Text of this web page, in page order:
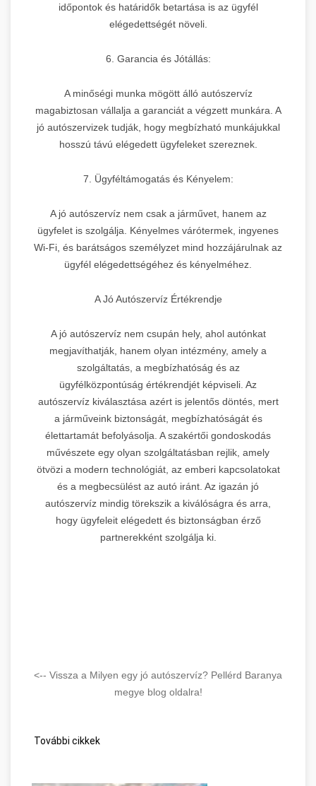
időpontok és határidők betartása is az ügyfél
elégedettségét növeli.
6. Garancia és Jótállás:
A minőségi munka mögött álló autószervíz
magabiztosan vállalja a garanciát a végzett munkára. A
jó autószervizek tudják, hogy megbízható munkájukkal
hosszú távú elégedett ügyfeleket szereznek.
7. Ügyféltámogatás és Kényelem:
A jó autószervíz nem csak a járművet, hanem az
ügyfelet is szolgálja. Kényelmes várótermek, ingyenes
Wi-Fi, és barátságos személyzet mind hozzájárulnak az
ügyfél elégedettségéhez és kényelméhez.
A Jó Autószervíz Értékrendje
A jó autószervíz nem csupán hely, ahol autónkat
megjavíthatják, hanem olyan intézmény, amely a
szolgáltatás, a megbízhatóság és az
ügyfélközpontúság értékrendjét képviseli. Az
autószervíz kiválasztása azért is jelentős döntés, mert
a járműveink biztonságát, megbízhatóságát és
élettartamát befolyásolja. A szakértői gondoskodás
művészete egy olyan szolgáltatásban rejlik, amely
ötvözi a modern technológiát, az emberi kapcsolatokat
és a megbecsülést az autó iránt. Az igazán jó
autószervíz mindig törekszik a kiválóságra és arra,
hogy ügyfeleit elégedett és biztonságban érző
partnerekként szolgálja ki.
<-- Vissza a Milyen egy jó autószervíz? Pellérd Baranya
megye blog oldalra!
További cikkek